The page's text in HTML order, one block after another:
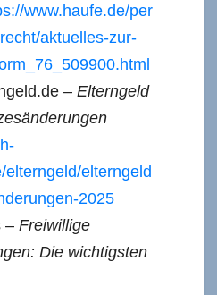
www.haufe.de/per
aktuelles-zur-
– Elterngeld
elterngeld/elterngeld
2025
– Freiwillige
Die wichtigsten